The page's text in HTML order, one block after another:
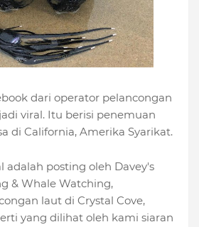
dari operator pelancongan
viral. Itu berisi penemuan
di California, Amerika Syarikat.
adalah posting oleh Davey's
& Whale Watching,
laut di Crystal Cove,
yang dilihat oleh kami siaran